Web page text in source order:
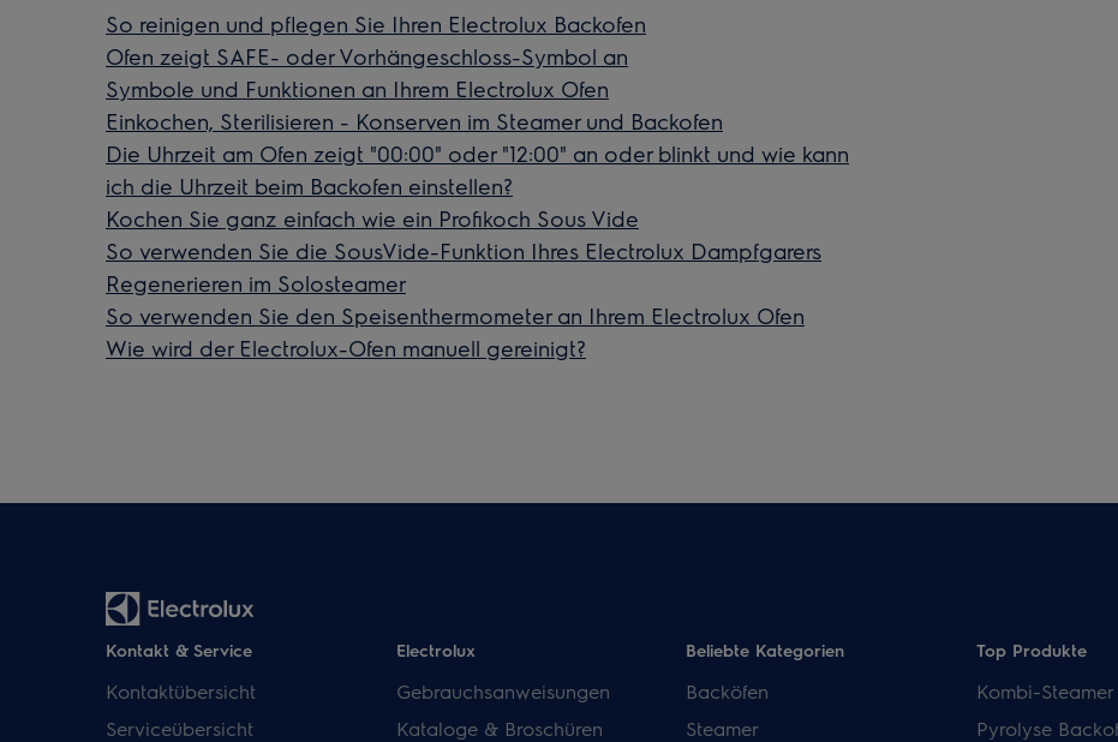
So reinigen und pflegen Sie Ihren Electrolux Backofen
Ofen zeigt SAFE- oder Vorhängeschloss-Symbol an
Symbole und Funktionen an Ihrem Electrolux Ofen
Einkochen, Sterilisieren - Konserven im Steamer und Backofen
Die Uhrzeit am Ofen zeigt "00:00" oder "12:00" an oder blinkt und wie kann
ich die Uhrzeit beim Backofen einstellen?
Kochen Sie ganz einfach wie ein Profikoch Sous Vide
So verwenden Sie die SousVide-Funktion Ihres Electrolux Dampfgarers
Regenerieren im Solosteamer
So verwenden Sie den Speisenthermometer an Ihrem Electrolux Ofen
Wie wird der Electrolux-Ofen manuell gereinigt?
Kontakt & Service
Kontaktübersicht
Serviceübersicht
Electrolux
Gebrauchsanweisungen
Kataloge & Broschüren
Beliebte Kategorien
Backöfen
Steamer
Top Produkte
Kombi-Steamer
Pyrolyse